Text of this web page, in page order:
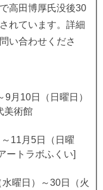
高田博厚氏没後30
れています。詳細
い合わせくださ
月10日（日曜日）
美術館
11月5日（日曜
ートラボふくい]
曜日）～30日（火